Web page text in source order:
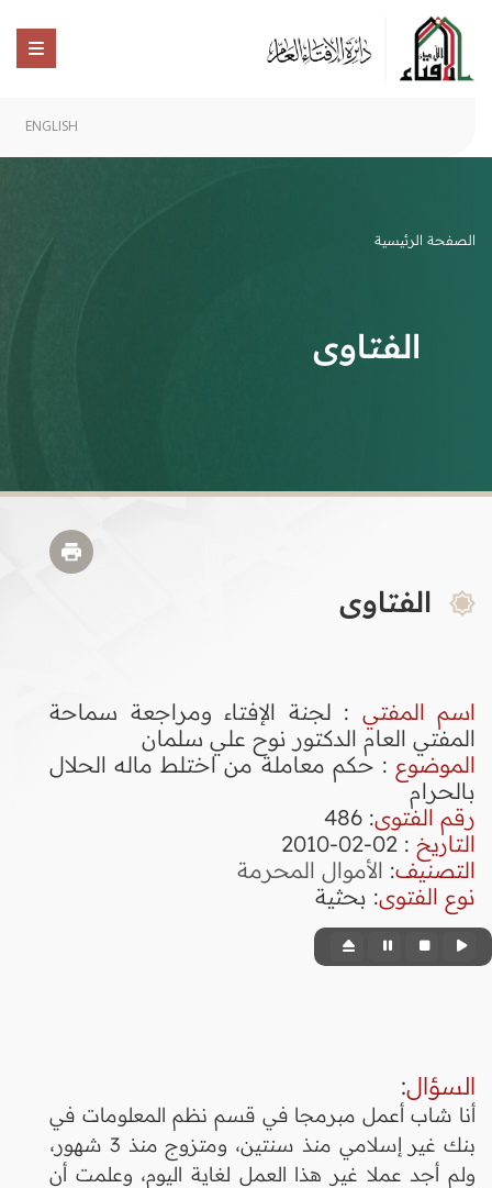
ENGLISH
الصفحة الرئيسية
الفتاوى
الفتاوى
اسم المفتي : لجنة الإفتاء ومراجعة سماحة
المفتي العام الدكتور نوح علي سلمان
الموضوع : حكم معاملة من اختلط ماله الحلال
بالحرام
رقم الفتوى:
486
التاريخ : 02-02-2010
التصنيف: الأموال المحرمة
نوع الفتوى: بحثية
السؤال:
أنا شاب أعمل مبرمجا في قسم نظم المعلومات في
بنك غير إسلامي منذ سنتين، ومتزوج منذ 3 شهور،
ولم أجد عملا غير هذا العمل لغاية اليوم، وعلمت أن